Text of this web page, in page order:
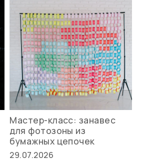
Мастер-класс: занавес
для фотозоны из
бумажных цепочек
29.07.2026